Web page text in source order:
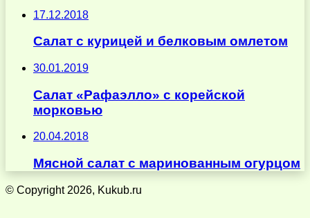
17.12.2018
Салат с курицей и белковым омлетом
30.01.2019
Салат «Рафаэлло» с корейской
морковью
20.04.2018
Мясной салат с маринованным огурцом
© Copyright 2026, Kukub.ru